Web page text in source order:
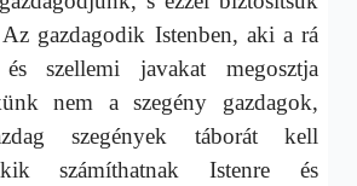
gazdagodik Istenben, aki a rá
szellemi javakat megosztja
nem a szegény gazdagok,
szegények táborát kell
számíthatnak Istenre és